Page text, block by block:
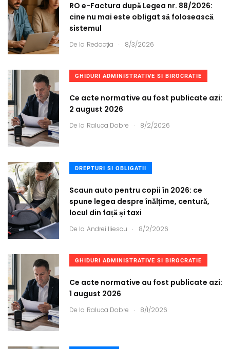
RO e-Factura după Legea nr. 88/2026:
cine nu mai este obligat să folosească
sistemul
De la Redacția . 8/3/2026
GHIDURI ADMINISTRATIVE SI BIROCRATIE
Ce acte normative au fost publicate azi:
2 august 2026
De la Raluca Dobre . 8/2/2026
DREPTURI SI OBLIGATII
Scaun auto pentru copii în 2026: ce
spune legea despre înălțime, centură,
locul din față și taxi
De la Andrei Iliescu . 8/2/2026
GHIDURI ADMINISTRATIVE SI BIROCRATIE
Ce acte normative au fost publicate azi:
1 august 2026
De la Raluca Dobre . 8/1/2026